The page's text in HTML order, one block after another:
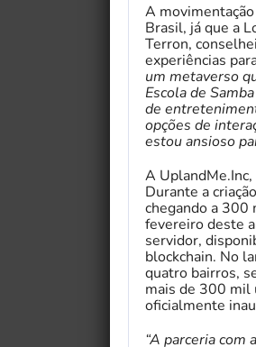
A
Brasil, já que a
Terron,
experiências
um metaverso
Escola de
de
opções de
estou ansioso
A
Durante a
chegando a 300
fevereiro deste
servidor,
blockchain. No
quatro bairros,
mais de 300 mil
oficialmente
“A parceria com